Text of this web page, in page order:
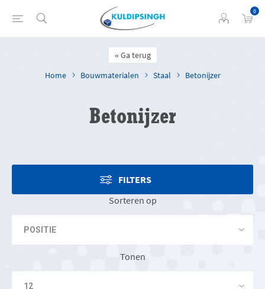
0
Ga terug
Home
Bouwmaterialen Staal Betonijzer
Betonijzer
FILTERS
Sorteren op
Tonen